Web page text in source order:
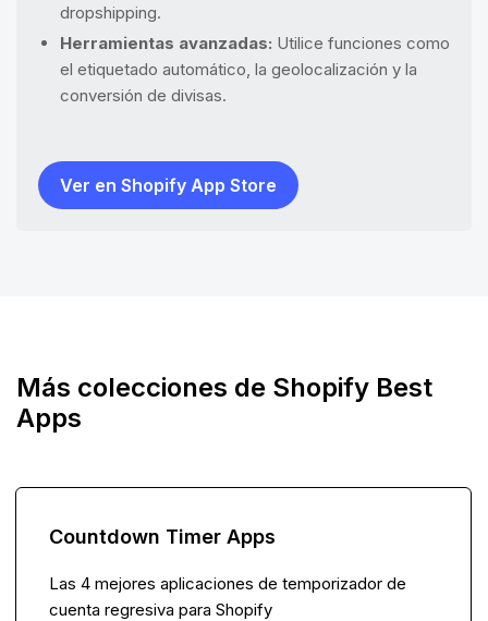
dropshipping.
Herramientas avanzadas: Utilice funciones como
el etiquetado automático, la geolocalización y la
conversión de divisas.
Ver en Shopify App Store
Más colecciones de Shopify Best
Apps
Countdown Timer Apps
Las 4 mejores aplicaciones de temporizador de
cuenta regresiva para Shopify